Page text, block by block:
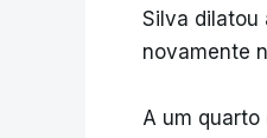
Silva dilatou
novamente
A um